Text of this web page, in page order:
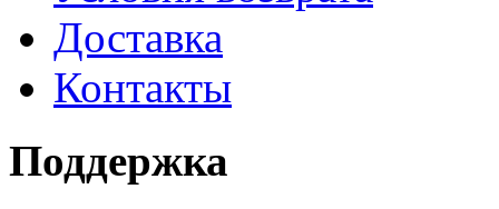
Доставка
Контакты
Поддержка